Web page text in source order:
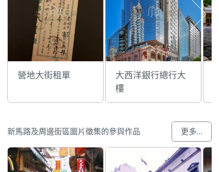
營地大街租單
大西洋銀行總行大
樓
新馬路及周邊街區圖片徵集的參與作品 更多...